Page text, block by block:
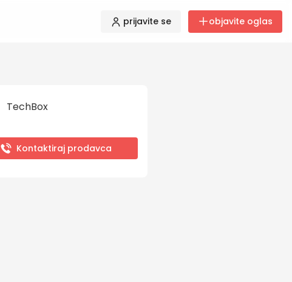
prijavite se objavite oglas
TechBox
Kontaktiraj prodavca